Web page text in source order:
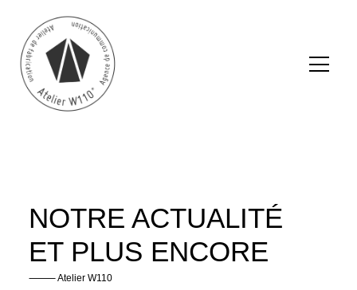
NOTRE ACTUALITÉ
ET PLUS ENCORE
⸻ Atelier W110